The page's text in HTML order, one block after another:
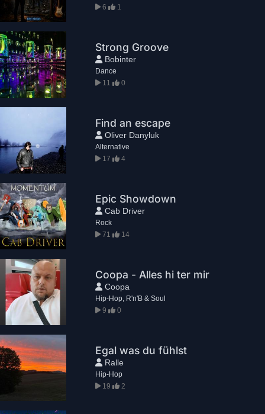
6
1
Strong Groove
Bobinter
Dance
11
0
Find an escape
Oliver Danyluk
Alternative
17
4
Epic Showdown
Cab Driver
Rock
71
14
Coopa - Alles hi ter mir
Coopa
Hip-Hop, R'n'B & Soul
9
0
Egal was du fühlst
Ralle
Hip-Hop
19
2